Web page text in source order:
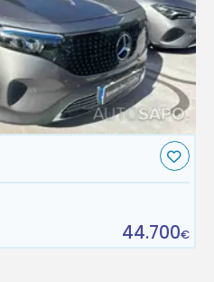
44.700€